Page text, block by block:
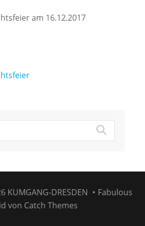
am 16.12.2017
KUMGANG-DRESDEN • Fabulous
von Catch Themes